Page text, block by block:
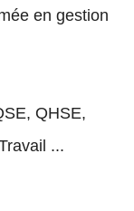
en gestion
QHSE,
...